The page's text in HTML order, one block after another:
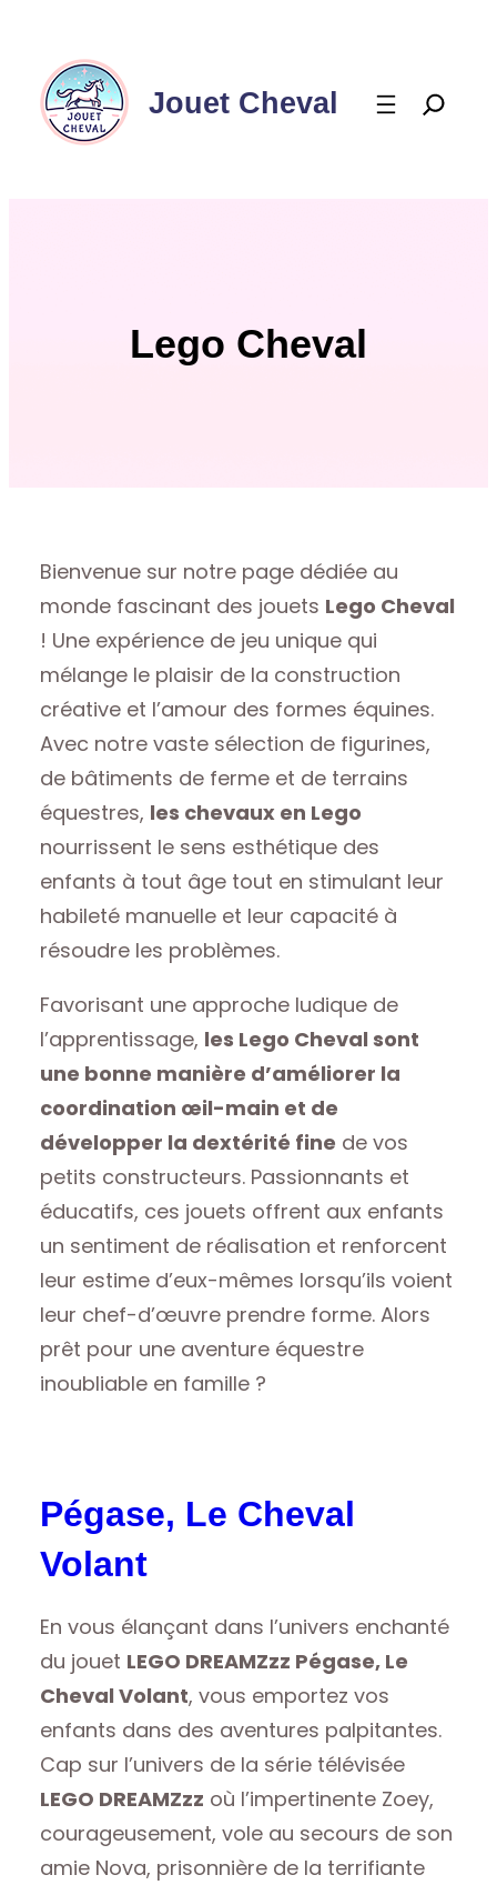
contenu
Jouet Cheval
Lego Cheval
Bienvenue sur notre page dédiée au
monde fascinant des jouets Lego Cheval
! Une expérience de jeu unique qui
mélange le plaisir de la construction
créative et l’amour des formes équines.
Avec notre vaste sélection de figurines,
de bâtiments de ferme et de terrains
équestres, les chevaux en Lego
nourrissent le sens esthétique des
enfants à tout âge tout en stimulant leur
habileté manuelle et leur capacité à
résoudre les problèmes.
Favorisant une approche ludique de
l’apprentissage, les Lego Cheval sont
une bonne manière d’améliorer la
coordination œil-main et de
développer la dextérité fine de vos
petits constructeurs. Passionnants et
éducatifs, ces jouets offrent aux enfants
un sentiment de réalisation et renforcent
leur estime d’eux-mêmes lorsqu’ils voient
leur chef-d’œuvre prendre forme. Alors
prêt pour une aventure équestre
inoubliable en famille ?
Pégase, Le Cheval
Volant
En vous élançant dans l’univers enchanté
du jouet LEGO DREAMZzz Pégase, Le
Cheval Volant, vous emportez vos
enfants dans des aventures palpitantes.
Cap sur l’univers de la série télévisée
LEGO DREAMZzz où l’impertinente Zoey,
courageusement, vole au secours de son
amie Nova, prisonnière de la terrifiante